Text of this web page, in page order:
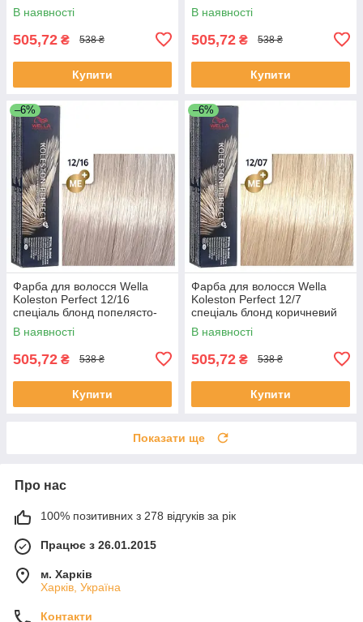
В наявності
505,72 ₴ 538 ₴
Купити
В наявності
505,72 ₴ 538 ₴
Купити
–6%
Фарба для волосся Wella
Koleston Perfect 12/16
спеціаль блонд попелясто-
фіолетовий
В наявності
505,72 ₴ 538 ₴
Купити
–6%
Фарба для волосся Wella
Koleston Perfect 12/7
спеціаль блонд коричневий
В наявності
505,72 ₴ 538 ₴
Купити
Показати ще
Про нас
100% позитивних з 278 відгуків за рік
Працює з 26.01.2015
м. Харків
Харків, Україна
Контакти